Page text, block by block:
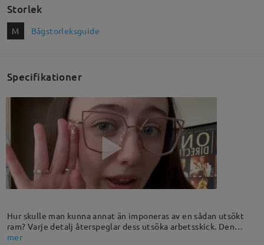
Storlek
M Bågstorleksguide
Specifikationer
Hur skulle man kunna annat än imponeras av en sådan utsökt
ram? Varje detalj återspeglar dess utsöka arbetsskick. Den
metalliska kattöron-designen och pärlstenpendeln på ena sidan
mer